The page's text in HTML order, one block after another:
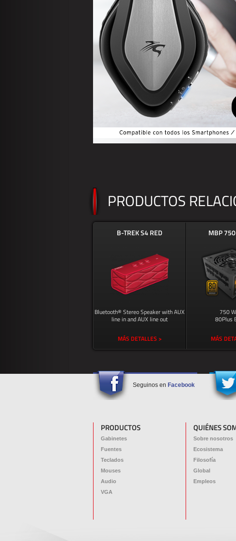
PRODUCTOS
B-TREK S4 RED
Bluetooth® Stereo Speaker with AUX
line in and AUX line out
MÁS DETALLES >
MBP 750
750
80Plus
MÁS
Seguinos en Facebook
PRODUCTOS
Gabinetes
Fuentes
Teclados
Mouses
Audio
VGA
QUIÉNES
Sobre nosotros
Ecosistema
Filosofía
Global
Empleos